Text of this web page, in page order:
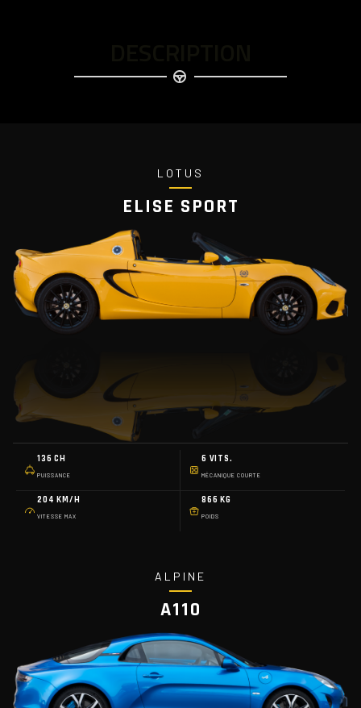
LOTUS
ELISE SPORT
136 CH
PUISSANCE
6 VITS.
MÉCANIQUE COURTE
204 KM/H
VITESSE MAX
866 KG
POIDS
ALPINE
A110